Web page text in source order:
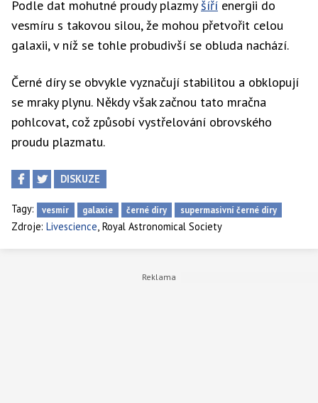
Podle dat mohutné proudy plazmyšíří energii do
vesmíru s takovou silou, že mohou přetvořit celou
galaxii, v níž se tohle probudivší se obluda nachází.
Černé díry se obvykle vyznačují stabilitou a obklopují
se mraky plynu. Někdy však začnou tato mračna
pohlcovat, což způsobí vystřelování obrovského
proudu plazmatu.
DISKUZE
Tagy: vesmír galaxie černé díry supermasivní černé díry
Zdroje: Livescience Royal Astronomical Society